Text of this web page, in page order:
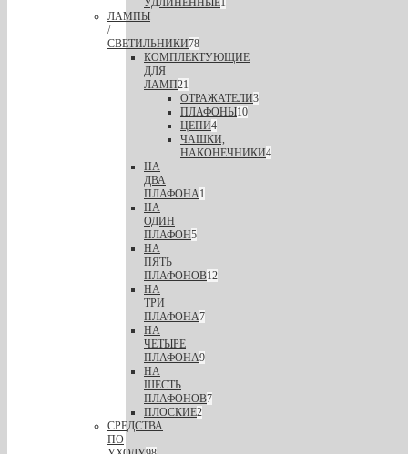
ЛАМПЫ
/
СВЕТИЛЬНИКИ78
КОМПЛЕКТУЮЩИЕ
ДЛЯ
ЛАМП21
ОТРАЖАТЕЛИ3
ПЛАФОНЫ10
ЦЕПИ4
ЧАШКИ,
НАКОНЕЧНИКИ4
НА
ДВА
ПЛАФОНА1
НА
ОДИН
ПЛАФОН5
НА
ПЯТЬ
ПЛАФОНОВ12
НА
ТРИ
ПЛАФОНА7
НА
ЧЕТЫРЕ
ПЛАФОНА9
НА
ШЕСТЬ
ПЛАФОНОВ7
ПЛОСКИЕ2
СРЕДСТВА
ПО